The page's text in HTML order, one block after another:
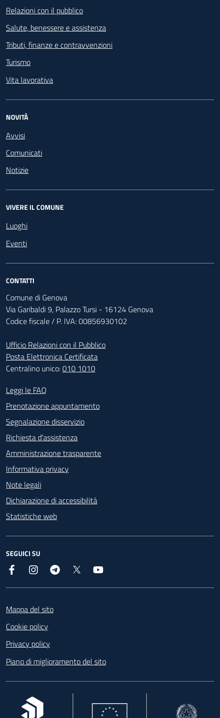
Relazioni con il pubblico
Salute, benessere e assistenza
Tributi, finanze e contravvenzioni
Turismo
Vita lavorativa
NOVITÀ
Avvisi
Comunicati
Notizie
VIVERE IL COMUNE
Luoghi
Eventi
CONTATTI
Comune di Genova
Via Garibaldi 9, Palazzo Tursi - 16124 Genova
Codice fiscale / P. IVA: 00856930102
Ufficio Relazioni con il Pubblico
Posta Elettronica Certificata
Centralino unico:010 1010
Footer - Contatti
Leggi le FAQ
Prenotazione appuntamento
Segnalazione disservizio
Richiesta d'assistenza
Amministrazione trasparente
Informativa privacy
Note legali
Dichiarazione di accessibilità
Statistiche web
SEGUICI SU
Facebook InstagramTelegram
Mappa del sito
Cookie policy
Privacy policy
Piano di miglioramento del sito
, apre in una nuova scheda